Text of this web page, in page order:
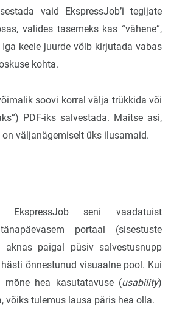
vaid EkspressJob’i tegijate
valides tasemeks kas “vähene”,
Iga keele juurde võib kirjutada vabas
kohta.
soovi korral välja trükkida või
PDF-iks salvestada. Maitse asi,
on väljanägemiselt üks ilusamaid.
EkspressJob seni vaadatuist
portaal (sisestuste
aknas paigal püsiv salvestusnupp
õnnestunud visuaalne pool. Kui
hea kasutatavuse (usability)
võiks tulemus lausa päris hea olla.